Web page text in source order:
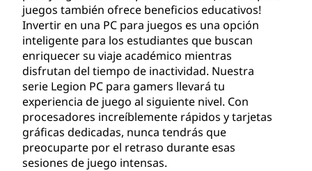
juegos también ofrece beneficios educativos!
Invertir en una PC para juegos es una opción
inteligente para los estudiantes que buscan
enriquecer su viaje académico mientras
disfrutan del tiempo de inactividad. Nuestra
serie Legion PC para gamers llevará tu
experiencia de juego al siguiente nivel. Con
procesadores increíblemente rápidos y tarjetas
gráficas dedicadas, nunca tendrás que
preocuparte por el retraso durante esas
sesiones de juego intensas.